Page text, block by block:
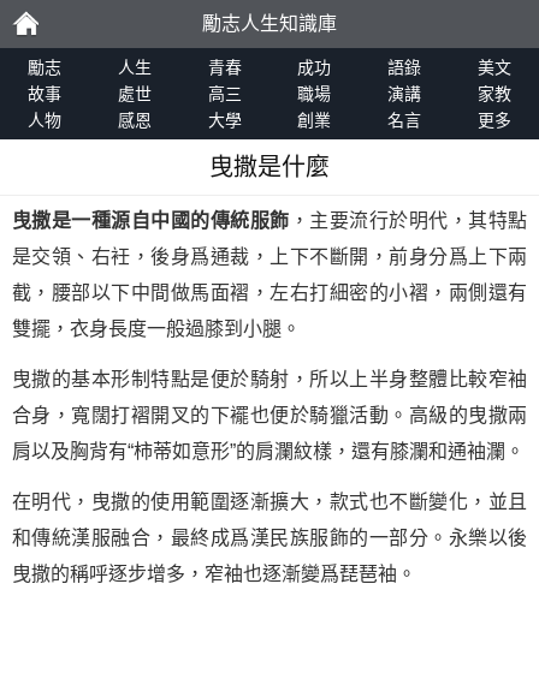
勵
志
勵志人生知識庫
勵志 人生 青春 成功 語錄
美文
故事
處世 高三 職場 演講
家教
人物
感恩 大學 創業 名言 更多
曳撒是什麼
曳撒是一種源自中國的傳統服飾 ，主要流行於明代，其特點
是交領、右衽，後身爲通裁，上下不斷開，前身分爲上下兩
截，腰部以下中間做馬面褶，左右打細密的小褶，兩側還有
雙擺，衣身長度一般過膝到小腿。
曳撒的基本形制特點是便於騎射，所以上半身整體比較窄袖
合身，寬闊打褶開叉的下襬也便於騎獵活動。高級的曳撒兩
肩以及胸背有“柿蒂如意形”的肩瀾紋樣，還有膝瀾和通袖瀾。
在明代，曳撒的使用範圍逐漸擴大，款式也不斷變化，並且
和傳統漢服融合，最終成爲漢民族服飾的一部分。永樂以後
曳撒的稱呼逐步增多，窄袖也逐漸變爲琵琶袖。